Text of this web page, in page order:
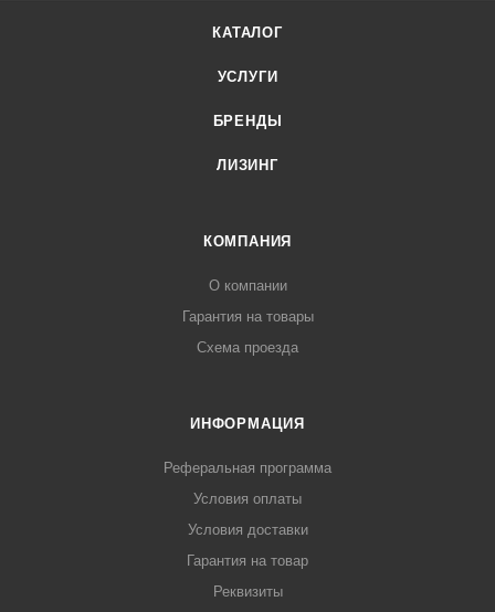
КАТАЛОГ
УСЛУГИ
БРЕНДЫ
ЛИЗИНГ
КОМПАНИЯ
О компании
Гарантия на товары
Схема проезда
ИНФОРМАЦИЯ
Реферальная программа
Условия оплаты
Условия доставки
Гарантия на товар
Реквизиты